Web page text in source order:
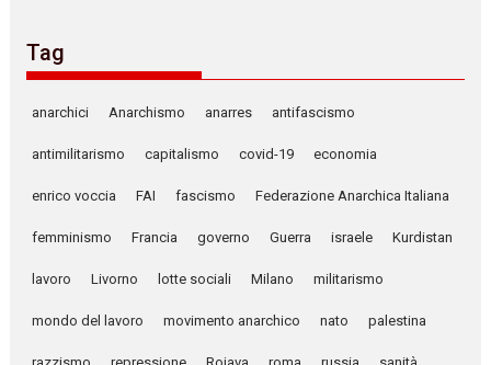
Tag
anarchici Anarchismo anarres antifascismo
antimilitarismo capitalismo covid-19 economia
enrico voccia FAI fascismo Federazione Anarchica Italiana
femminismo Francia governo Guerra israele Kurdistan
lavoro Livorno lotte sociali Milano militarismo
mondo del lavoro movimento anarchico nato palestina